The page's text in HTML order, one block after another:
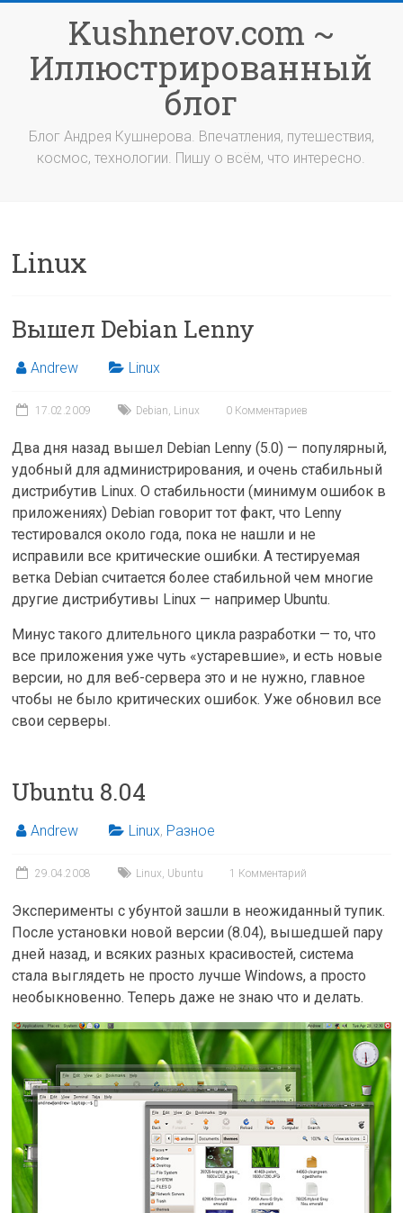
содержимомуKushnerov.com ~
Иллюстрированный
блог
Блог Андрея Кушнерова. Впечатления, путешествия,
космос, технологии. Пишу о всём, что интересно.
Linux
Вышел Debian Lenny
Andrew Linux
17.02.2009 Debian, Linux 0 Комментариев
Два дня назад вышел Debian Lenny (5.0) — популярный,
удобный для администрирования, и очень стабильный
дистрибутив Linux. О стабильности (минимум ошибок в
приложениях) Debian говорит тот факт, что Lenny
тестировался около года, пока не нашли и не
исправили все критические ошибки. А тестируемая
ветка Debian считается более стабильной чем многие
другие дистрибутивы Linux — например Ubuntu.
Минус такого длительного цикла разработки — то, что
все приложения уже чуть «устаревшие», и есть новые
версии, но для веб-сервера это и не нужно, главное
чтобы не было критических ошибок. Уже обновил все
свои серверы.
Ubuntu 8.04
Andrew Linux, Разное
29.04.2008 Linux, Ubuntu 1 Комментарий
Эксперименты с убунтой зашли в неожиданный тупик.
После установки новой версии (8.04), вышедшей пару
дней назад, и всяких разных красивостей, система
стала выглядеть не просто лучше Windows, а просто
необыкновенно. Теперь даже не знаю что и делать.